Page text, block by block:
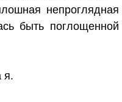
непроглядная
быть поглощенной
я.